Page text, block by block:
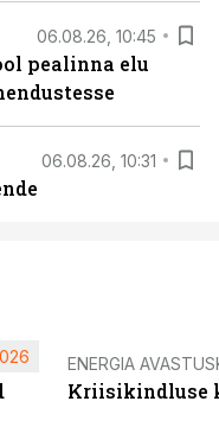
06.08.26, 10:45
pealinna elu
06.08.26, 10:31
ENERGIA
Kriisikindluse